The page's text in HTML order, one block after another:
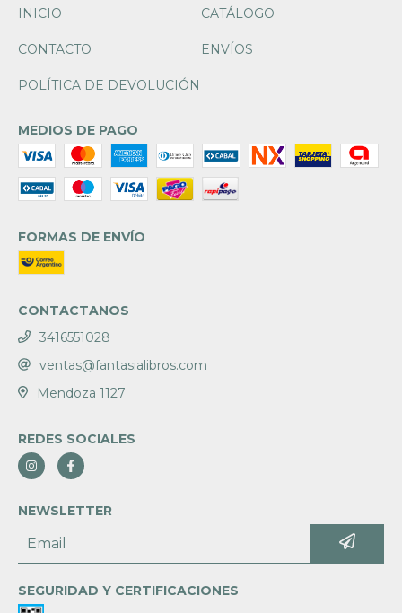
INICIO
CATÁLOGO
CONTACTO ENVÍOS
POLÍTICA DE DEVOLUCIÓN
MEDIOS DE PAGO
FORMAS DE ENVÍO
CONTACTANOS
3416551028
ventas@fantasialibros.com
Mendoza 1127
REDES SOCIALES
NEWSLETTER
SEGURIDAD Y CERTIFICACIONES